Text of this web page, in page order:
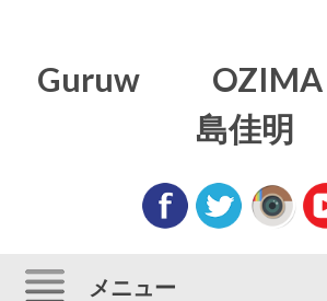
Guruw
島佳明
メニュー